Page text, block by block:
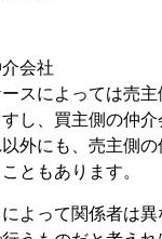
介会社
スによっては売
し、買主側の仲介
外にも、売主側
ともあります。
よって関係者は